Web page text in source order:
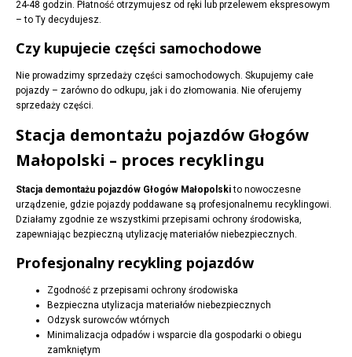
24-48 godzin. Płatność otrzymujesz od ręki lub przelewem ekspresowym
– to Ty decydujesz.
Czy kupujecie części samochodowe
Nie prowadzimy sprzedaży części samochodowych. Skupujemy całe
pojazdy – zarówno do odkupu, jak i do złomowania. Nie oferujemy
sprzedaży części.
Stacja demontażu pojazdów Głogów
Małopolski – proces recyklingu
Stacja demontażu pojazdów Głogów Małopolskito nowoczesne
urządzenie, gdzie pojazdy poddawane są profesjonalnemu recyklingowi.
Działamy zgodnie ze wszystkimi przepisami ochrony środowiska,
zapewniając bezpieczną utylizację materiałów niebezpiecznych.
Profesjonalny recykling pojazdów
Zgodność z przepisami ochrony środowiska
Bezpieczna utylizacja materiałów niebezpiecznych
Odzysk surowców wtórnych
Minimalizacja odpadów i wsparcie dla gospodarki o obiegu
zamkniętym